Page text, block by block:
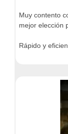
Muy contento
mejor elección
Rápido y